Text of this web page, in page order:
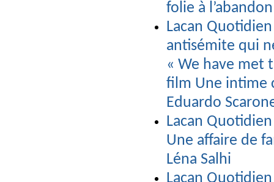
folie à
Lacan
antisémite qui
« We have met
film Une intime
Eduardo
Lacan
Une affaire de
Léna Salhi
Lacan Quotidien